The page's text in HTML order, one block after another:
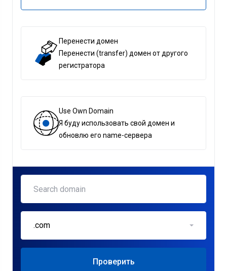
Перенести домен
Перенести (transfer) домен от другого
регистратора
Use Own Domain
Я буду использовать свой домен и
обновлю его name-сервера
.com
Проверить